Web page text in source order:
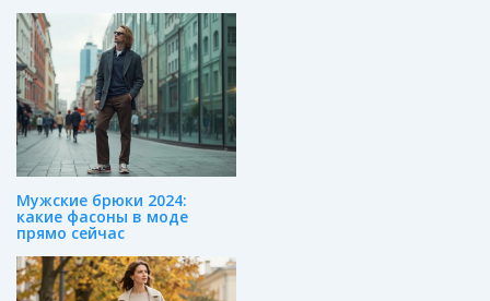
Мужские брюки 2024:
какие фасоны в моде
прямо сейчас